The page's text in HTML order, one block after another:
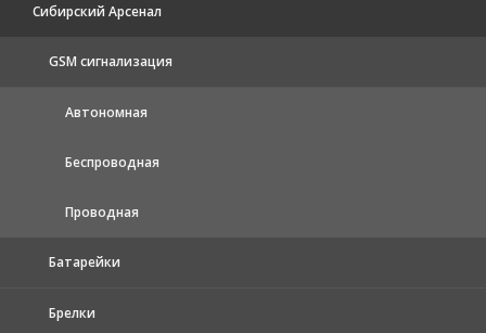
Сибирский Арсенал
GSM сигнализация
Автономная
Беспроводная
Проводная
Батарейки
Брелки